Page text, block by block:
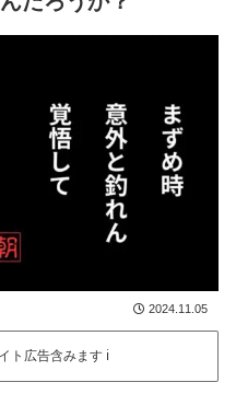
2024.11.05
ト広告含みます ℹ️